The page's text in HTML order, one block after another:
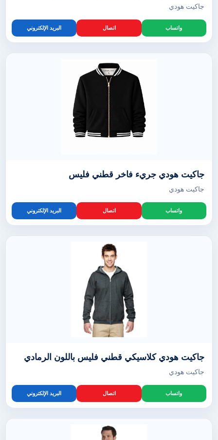
جاكيت هودي
واتساب اتصال البريد الإلكتروني
جاكيت هودي جريء فاخر قطني فليس
جاكيت هودي
واتساب اتصال البريد الإلكتروني
جاكيت هودي كلاسيكي قطني فليس باللون الرمادي
جاكيت هودي
واتساب اتصال البريد الإلكتروني